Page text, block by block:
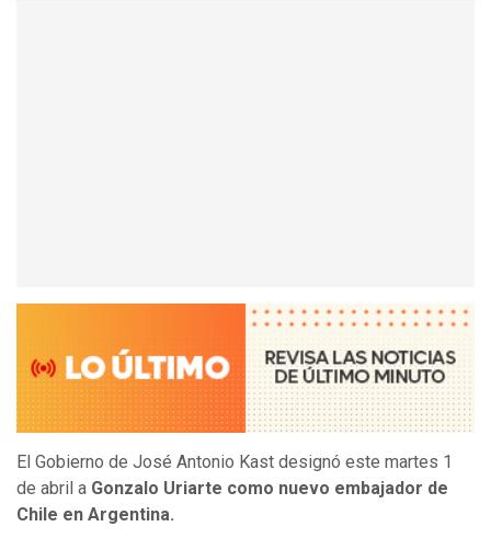
El Gobierno de José Antonio Kast designó este martes 1
de abril a Gonzalo Uriarte como nuevo embajador de
Chile en Argentina.